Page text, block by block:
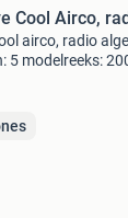
Cool Airco,
airco, radio
5 modelreeks:
(67 pk) koppel: